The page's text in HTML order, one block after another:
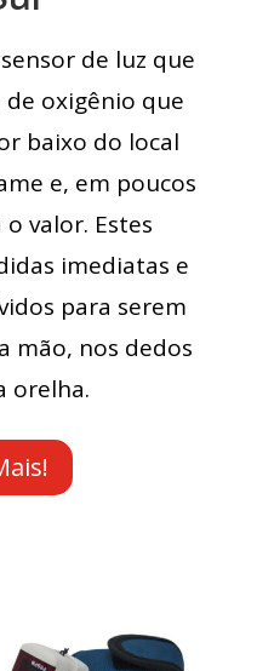
de luz que
oxigênio que
baixo do local
e, em poucos
valor. Estes
imediatas e
para serem
mão, nos dedos
orelha.